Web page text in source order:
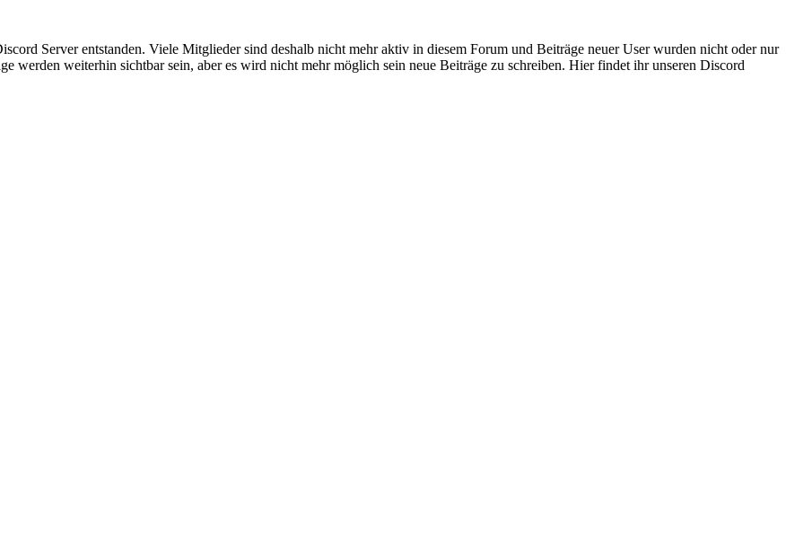
Server entstanden. Viele Mitglieder sind deshalb nicht mehr aktiv in diesem Forum und Beiträge neuer User wurden nicht oder nur
werden weiterhin sichtbar sein, aber es wird nicht mehr möglich sein neue Beiträge zu schreiben. Hier findet ihr unseren Discord